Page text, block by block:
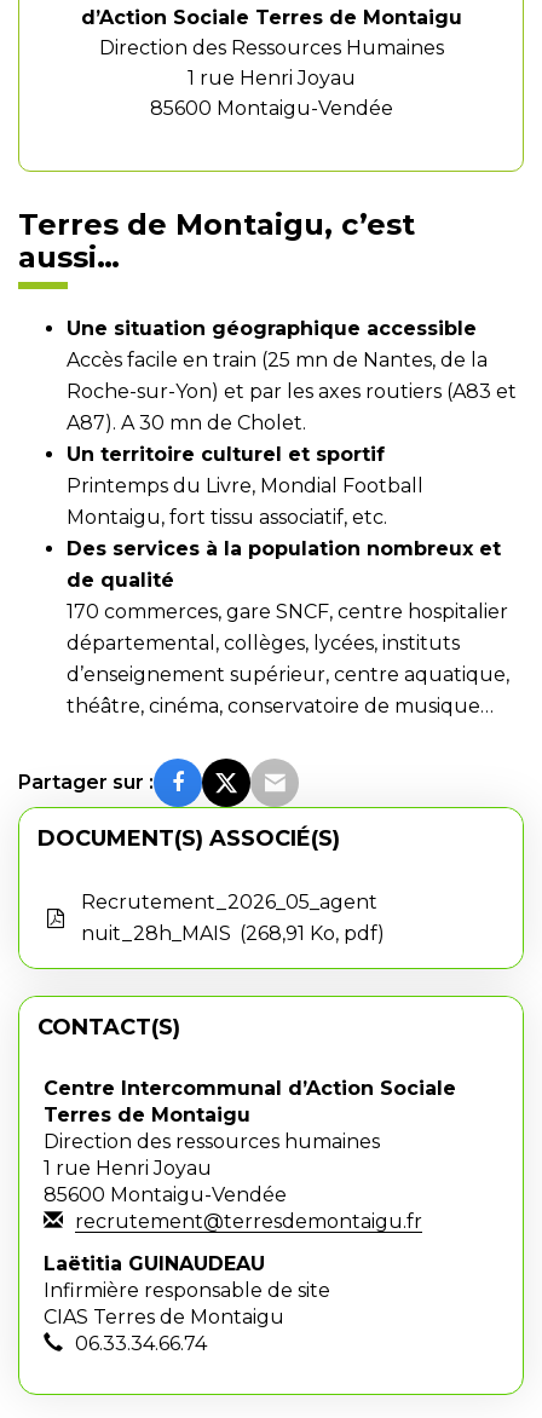
d’Action Sociale Terres de Montaigu
Direction des Ressources Humaines
1 rue Henri Joyau
85600 Montaigu-Vendée
Terres de Montaigu, c’est
aussi…
Une situation géographique accessible
Accès facile en train (25 mn de Nantes, de la
Roche-sur-Yon) et par les axes routiers (A83 et
A87). A 30 mn de Cholet.
Un territoire culturel et sportif
Printemps du Livre, Mondial Football
Montaigu, fort tissu associatif, etc.
Des services à la population nombreux et
de qualité
170 commerces, gare SNCF, centre hospitalier
départemental, collèges, lycées, instituts
d’enseignement supérieur, centre aquatique,
théâtre, cinéma, conservatoire de musique…
Partager sur :
DOCUMENT(S) ASSOCIÉ(S)
Recrutement_2026_05_agent
nuit_28h_MAIS
268,91 Ko, pdf
CONTACT(S)
Centre Intercommunal d’Action Sociale
Terres de Montaigu
Direction des ressources humaines
1 rue Henri Joyau
85600 Montaigu-Vendée
recrutement@terresdemontaigu.fr
Laëtitia GUINAUDEAU
Infirmière responsable de site
CIAS Terres de Montaigu
06.33.34.66.74